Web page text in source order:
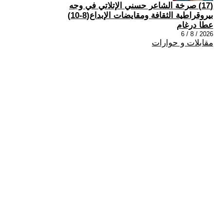
(17) صرخة الشاعر حسني الإتلاتي في وجه
بيروقراطية الثقافة ومقايضات الإبداع(8-10)
عطا درغام
2026 / 8 / 6
مقابلات و حوارات